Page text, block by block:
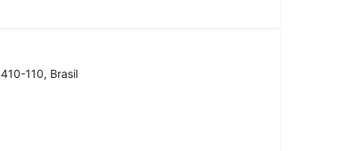
110, Brasil